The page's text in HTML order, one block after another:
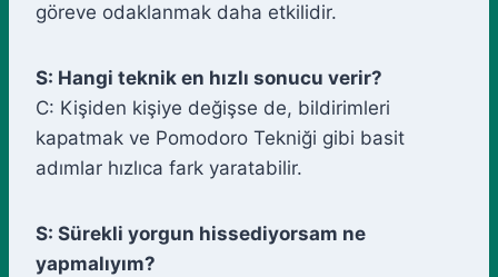
göreve odaklanmak daha etkilidir.
S: Hangi teknik en hızlı sonucu verir?
C: Kişiden kişiye değişse de, bildirimleri
kapatmak ve Pomodoro Tekniği gibi basit
adımlar hızlıca fark yaratabilir.
S: Sürekli yorgun hissediyorsam ne
yapmalıyım?